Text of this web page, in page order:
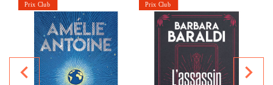
navigate_before navigate_next